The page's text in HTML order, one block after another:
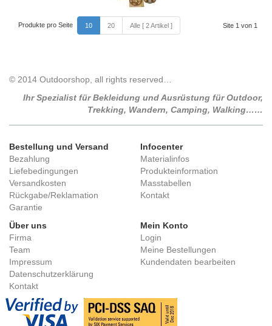
Produkte pro Seite 10 20 Alle [ 2 Artikel ] Site 1 von 1
© 2014 Outdoorshop, all rights reserved…
Ihr Spezialist für Bekleidung und Ausrüstung für Outdoor,
Trekking, Wandern, Camping, Walking……
Bestellung und Versand
Bezahlung
Liefebedingungen
Versandkosten
Rückgabe/Reklamation
Garantie
Infocenter
Materialinfos
Produkteinformation
Masstabellen
Kontakt
Über uns
Firma
Team
Impressum
Datenschutzerklärung
Kontakt
Mein Konto
Login
Meine Bestellungen
Kundendaten bearbeiten